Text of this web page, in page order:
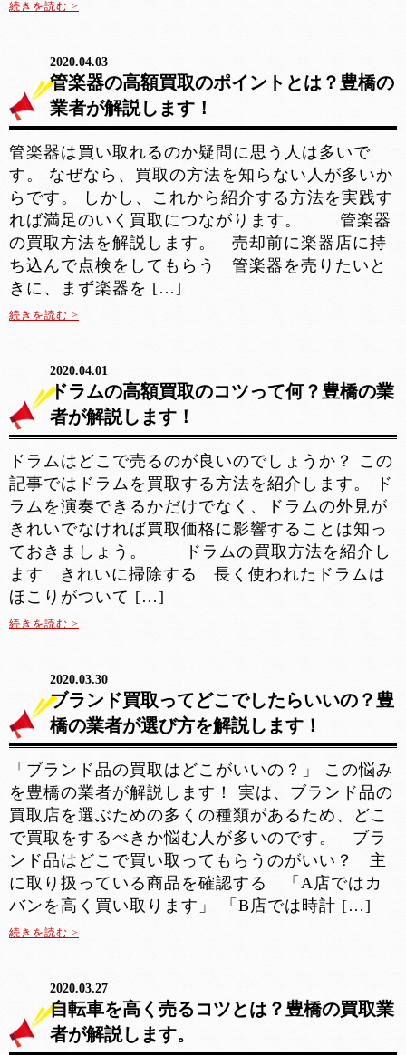
続きを読む >
2020.04.03
管楽器の高額買取のポイントとは？豊橋の
業者が解説します！
管楽器は買い取れるのか疑問に思う人は多いで
す。 なぜなら、買取の方法を知らない人が多いか
らです。 しかし、これから紹介する方法を実践す
れば満足のいく買取につながります。 管楽器
の買取方法を解説します。 売却前に楽器店に持
ち込んで点検をしてもらう 管楽器を売りたいと
きに、まず楽器を […]
続きを読む >
2020.04.01
ドラムの高額買取のコツって何？豊橋の業
者が解説します！
ドラムはどこで売るのが良いのでしょうか？ この
記事ではドラムを買取する方法を紹介します。 ド
ラムを演奏できるかだけでなく、ドラムの外見が
きれいでなければ買取価格に影響することは知っ
ておきましょう。 ドラムの買取方法を紹介し
ます きれいに掃除する 長く使われたドラムは
ほこりがついて […]
続きを読む >
2020.03.30
ブランド買取ってどこでしたらいいの？豊
橋の業者が選び方を解説します！
「ブランド品の買取はどこがいいの？」 この悩み
を豊橋の業者が解説します！ 実は、ブランド品の
買取店を選ぶための多くの種類があるため、どこ
で買取をするべきか悩む人が多いのです。 ブラ
ンド品はどこで買い取ってもらうのがいい？ 主
に取り扱っている商品を確認する 「A店ではカ
バンを高く買い取ります」 「B店では時計 […]
続きを読む >
2020.03.27
自転車を高く売るコツとは？豊橋の買取業
者が解説します。